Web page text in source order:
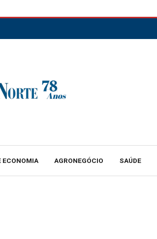
ECONOMIA AGRONEGÓCIO SAÚDE